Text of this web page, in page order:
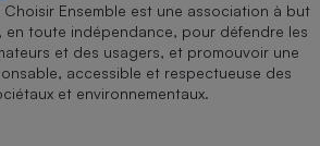
Choisir Ensemble est une association à but
en toute indépendance, pour défendre les
et des usagers, et promouvoir une
accessible et respectueuse des
et environnementaux.